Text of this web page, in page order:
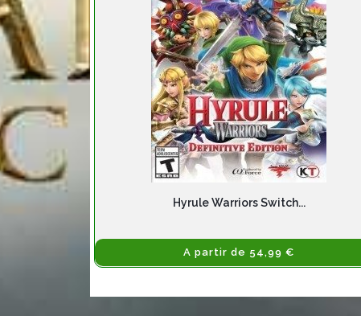
Hyrule Warriors Switch...
A partir de 54,99 €